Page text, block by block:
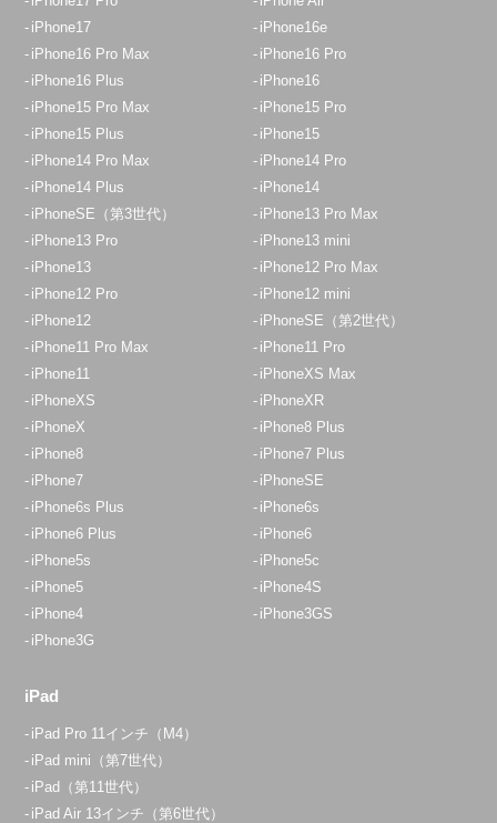
iPhone17
iPhone16e
iPhone16 Pro Max
iPhone16 Pro
iPhone16 Plus
iPhone16
iPhone15 Pro Max
iPhone15 Pro
iPhone15 Plus
iPhone15
iPhone14 Pro Max
iPhone14 Pro
iPhone14 Plus
iPhone14
iPhoneSE（第3世代）
iPhone13 Pro Max
iPhone13 Pro
iPhone13 mini
iPhone13
iPhone12 Pro Max
iPhone12 Pro
iPhone12 mini
iPhone12
iPhoneSE（第2世代）
iPhone11 Pro Max
iPhone11 Pro
iPhone11
iPhoneXS Max
iPhoneXS
iPhoneXR
iPhoneX
iPhone8 Plus
iPhone8
iPhone7 Plus
iPhone7
iPhoneSE
iPhone6s Plus
iPhone6s
iPhone6 Plus
iPhone6
iPhone5s
iPhone5c
iPhone5
iPhone4S
iPhone4
iPhone3GS
iPhone3G
iPad
iPad Pro 11インチ（M4）
iPad mini（第7世代）
iPad（第11世代）
iPad Air 13インチ（第6世代）